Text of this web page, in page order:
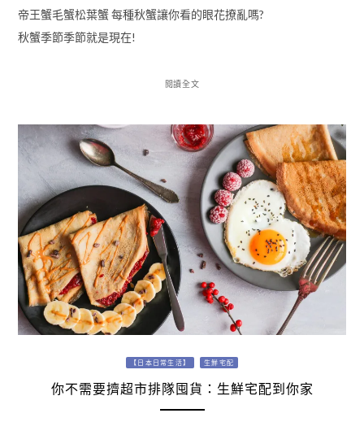
帝王蟹毛蟹松葉蟹 每種秋蟹讓你看的眼花撩亂嗎?
秋蟹季節季節就是現在!
閱讀全文
【日本日常生活】 生鮮宅配
你不需要擠超市排隊囤貨：生鮮宅配到你家